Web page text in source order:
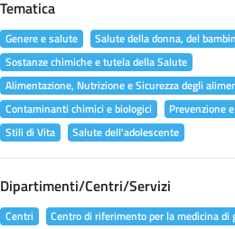
Tematica
Genere e salute
Salute della donna, del
Sostanze chimiche e tutela della Salute
Alimentazione, Nutrizione e Sicurezza degli
Contaminanti chimici e biologici
Prevenzione
Stili di Vita
Salute dell'adolescente
Dipartimenti/Centri/Servizi
Centri Centro di riferimento per la medicina di